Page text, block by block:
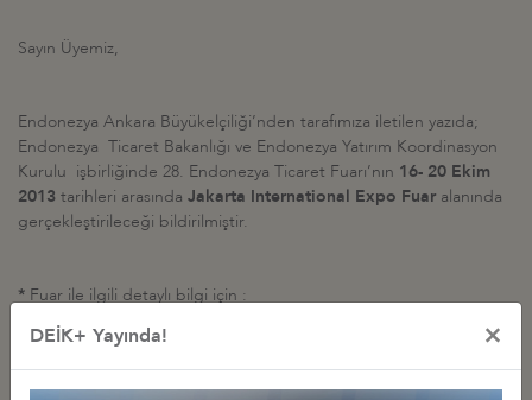
Sayın Üyemiz,
Endonezya Ankara Büyükelçiliği’nden tarafımıza iletilen yazıda;
Endonezya Ticaret Bakanlığı ve Endonezya Yatırım Koordinasyon
Kurulu işbirliğinde 28. Endonezya Ticaret Fuarı’nın 16- 20 Ekim
2013 tarihleri arasında Jakarta International Expo Fuar alanında
gerçekleştirileceği bildirilmiştir.
* Fuar ile ilgili detaylı bilgi için :
DEİK+ Yayında! ×